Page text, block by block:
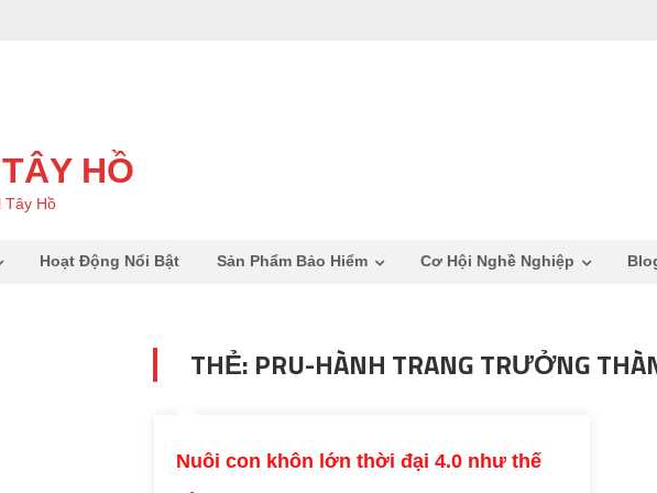
HỒ
Tây Hồ
Hoạt Động Nổi Bật Sản Phẩm Bảo Hiểm Cơ Hội Nghề Nghiệp
THẺ: PRU-HÀNH TRANG TRƯỞNG
Nuôi con khôn lớn thời đại 4.0 như thế